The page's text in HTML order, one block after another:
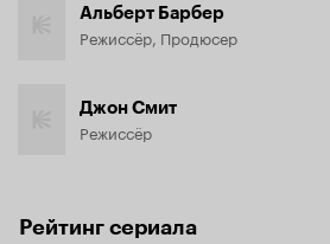
Альберт Барбер
Режиссёр, Продюсер
Джон Смит
Режиссёр
Рейтинг сериала